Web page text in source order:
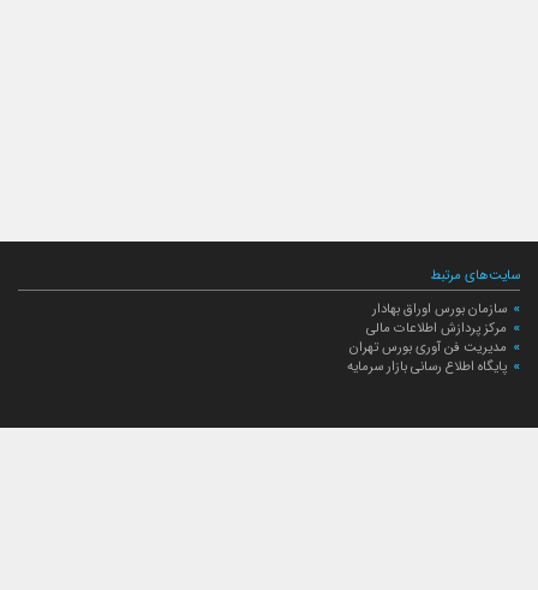
سایت‌های مرتبط
سازمان بورس اوراق بهادار
مرکز پردازش اطلاعات مالی
مدیریت فن آوری بورس تهران
پایگاه اطلاع رسانی بازار سرمایه
ارتباط با صندوق